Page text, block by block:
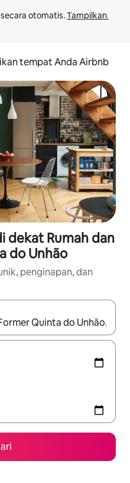
otomatis. Tampilkan
tempat Anda Airbnb
dekat Rumah dan
do Unhão
penginapan, dan
telusuri dengan tombol panah